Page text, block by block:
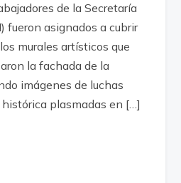
de la Secretaría
fueron asignados a cubrir
murales artísticos que
la fachada de la
imágenes de luchas
plasmadas en […]